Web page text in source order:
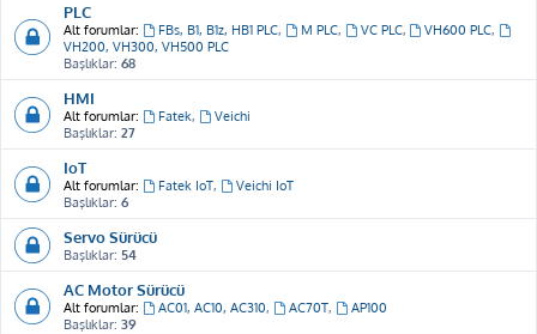
PLC
Alt forumlar: FBs, B1, B1z, HB1 PLC, M PLC, VC PLC, VH600 PLC,
VH200, VH300, VH500 PLC
Başlıklar: 68
HMI
Alt forumlar: Fatek,
Veichi
Başlıklar: 27
IoT
Alt forumlar: Fatek IoT,
Veichi IoT
Başlıklar: 6
Servo Sürücü
Başlıklar: 54
AC Motor Sürücü
Alt forumlar: AC01, AC10, AC310, AC70T,
AP100
Başlıklar: 39